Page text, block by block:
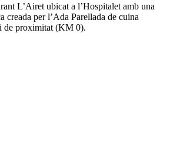
L’Airet ubicat a l’Hospitalet amb una
creada per l’Ada Parellada de cuina
de proximitat (KM 0).